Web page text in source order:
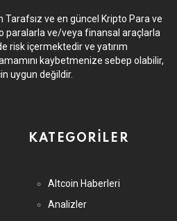
Tarafsız ve en güncel Kripto Para ve
paralarla ve/veya finansal araçlarla
risk içermektedir ve yatırım
kaybetmenize sebep olabilir,
uygun değildir.
KATEGORILER
Altcoin Haberleri
Analizler